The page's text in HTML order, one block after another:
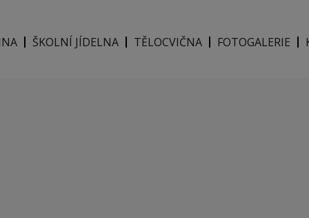
ŠKOLNÍ JÍDELNA TĚLOCVIČNA FOTOGALERIE